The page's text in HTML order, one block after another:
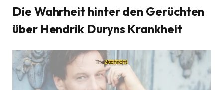
Die Wahrheit hinter den Gerüchten
über Hendrik Duryns Krankheit